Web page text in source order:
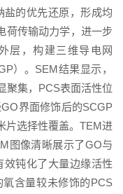
盐的优先还原，形成均
荷传输动力学，进一步
层，构建三维导电网
）。SEM结果显示，
聚集，PCS表面活性位
界面修饰后的SCGP
片选择性覆盖。TEM进
图像清晰展示了GO与
效钝化了大量边缘活性
含量较未修饰的PCS